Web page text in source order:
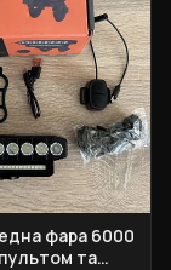
фара 6000
та